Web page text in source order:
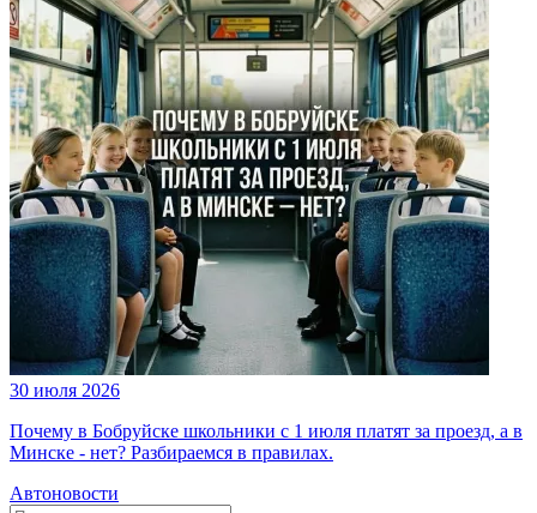
30 июля 2026
Почему в Бобруйске школьники с 1 июля платят за проезд, а в
Минске - нет? Разбираемся в правилах.
Автоновости